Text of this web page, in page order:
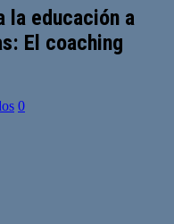
la educación a
El coaching
0